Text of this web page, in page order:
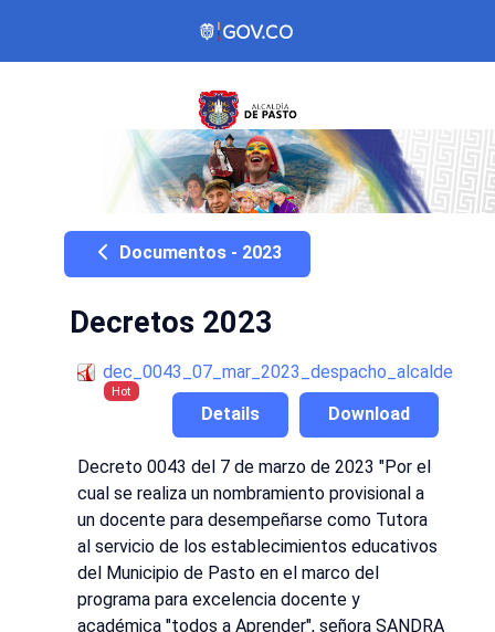
Documentos - 2023
Decretos 2023
dec_0043_07_mar_2023_despacho_alcalde
Hot
Download
Details
Decreto 0043 del 7 de marzo de 2023 "Por el
cual se realiza un nombramiento provisional a
un docente para desempeñarse como Tutora
al servicio de los establecimientos educativos
del Municipio de Pasto en el marco del
programa para excelencia docente y
académica "todos a Aprender", señora SANDRA